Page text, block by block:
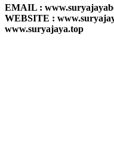
EMAIL :
WEBSITE :
www.suryajaya.top